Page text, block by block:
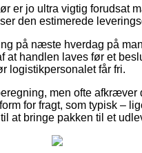
er jo ultra vigtig forudsat
den estimerede
på næste hverdag på
at handlen laves før et
logistikpersonalet får fri.
men ofte
for fragt, som typisk –
at bringe pakken til et